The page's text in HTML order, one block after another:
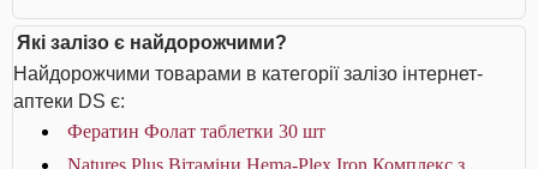
Які залізо є найдорожчими?
Найдорожчими товарами в категорії залізо інтернет-
аптеки DS є:
Фератин Фолат таблетки 30 шт
Natures Plus Вітаміни Hema-Plex Iron Комплекс з